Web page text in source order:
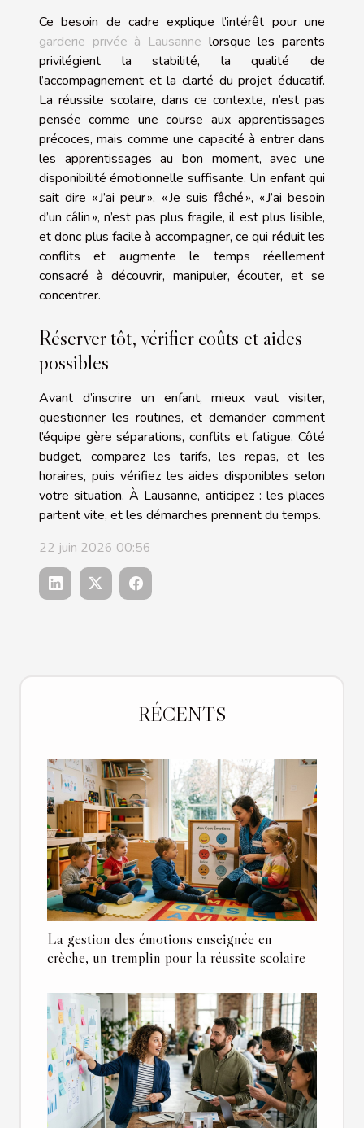
Ce besoin de cadre explique l’intérêt pour une
garderie privée à Lausanne lorsque les parents
privilégient la stabilité, la qualité de
l’accompagnement et la clarté du projet éducatif.
La réussite scolaire, dans ce contexte, n’est pas
pensée comme une course aux apprentissages
précoces, mais comme une capacité à entrer dans
les apprentissages au bon moment, avec une
disponibilité émotionnelle suffisante. Un enfant qui
sait dire « J’ai peur », « Je suis fâché », « J’ai besoin
d’un câlin », n’est pas plus fragile, il est plus lisible,
et donc plus facile à accompagner, ce qui réduit les
conflits et augmente le temps réellement
consacré à découvrir, manipuler, écouter, et se
concentrer.
Réserver tôt, vérifier coûts et aides
possibles
Avant d’inscrire un enfant, mieux vaut visiter,
questionner les routines, et demander comment
l’équipe gère séparations, conflits et fatigue. Côté
budget, comparez les tarifs, les repas, et les
horaires, puis vérifiez les aides disponibles selon
votre situation. À Lausanne, anticipez : les places
partent vite, et les démarches prennent du temps.
22 juin 2026 00:56
RÉCENTS
La gestion des émotions enseignée en
crèche, un tremplin pour la réussite scolaire